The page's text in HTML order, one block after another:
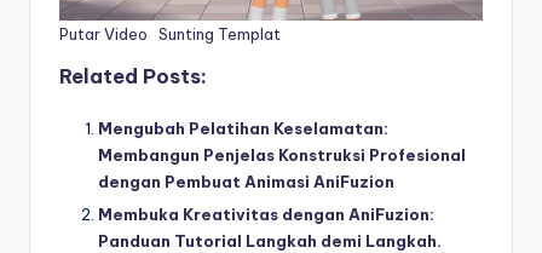
Putar Video Sunting Templat
Related Posts:
Mengubah Pelatihan Keselamatan:
Membangun Penjelas Konstruksi Profesional
dengan Pembuat Animasi AniFuzion
Membuka Kreativitas dengan AniFuzion:
Panduan Tutorial Langkah demi Langkah.